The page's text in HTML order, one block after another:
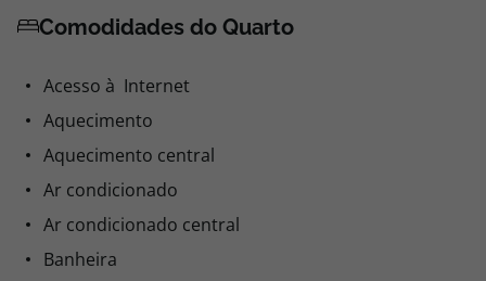
Comodidades do Quarto
Acesso à Internet
Aquecimento
Aquecimento central
Ar condicionado
Ar condicionado central
Banheira